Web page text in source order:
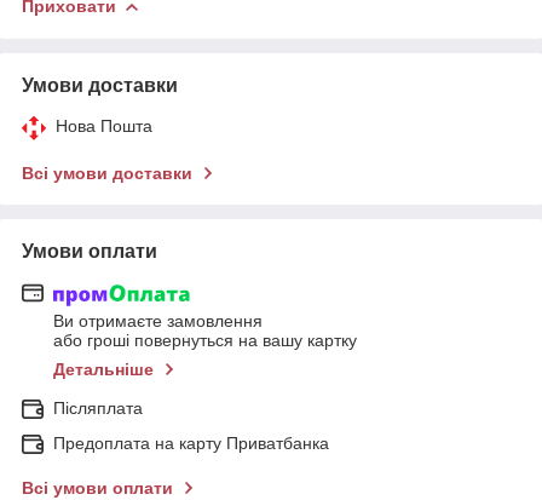
Приховати
Умови доставки
Нова Пошта
Всі умови доставки
Умови оплати
Ви отримаєте замовлення
або гроші повернуться на вашу картку
Детальніше
Післяплата
Предоплата на карту Приватбанка
Всі умови оплати